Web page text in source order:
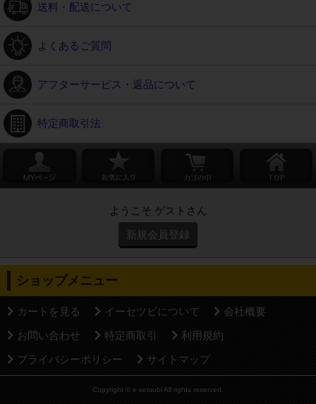
送料・配送について
よくあるご質問
アフターサービス・返品について
特定商取引法
ようこそ ゲストさん
新規会員登録
ショップメニュー
カートを見る イーセツビについて
会社概要
お問い合わせ
特定商取引
利用規約
プライバシーポリシー
サイトマップ
Copyright © e-setsubi All rights reserved.